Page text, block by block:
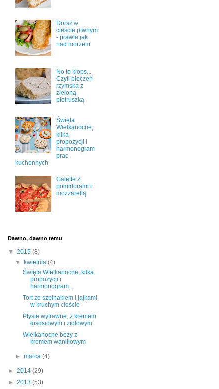
Dorsz w
cieście piwnym
- prawie jak
nad morzem
No to klops...
Czyli pieczeń
rzymska z
zieloną
pietruszką
Święta
Wielkanocne,
kilka
propozycji i
harmonogram
prac
kuchennych
Galette z
pomidorami i
mozzarellą
Dawno, dawno temu
▼ 2015 (8)
▼kwietnia(4)
Święta Wielkanocne, kilka
propozycji i
harmonogram...
Tort ze szpinakiem i jajkami
w kruchym cieście
Ptysie wytrawne, z kremem
łososiowym i ziołowym
Wielkanocne bezy z
kremem waniliowym
►marca(4)
► 2014 (29)
► 2013 (53)